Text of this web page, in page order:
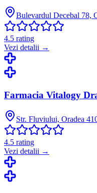
Bulevardul Decebal 78,
4.5 rating
Vezi detalii →
Farmacia Vitalogy
Str. Fluviului, Oradea
4.5 rating
Vezi detalii →